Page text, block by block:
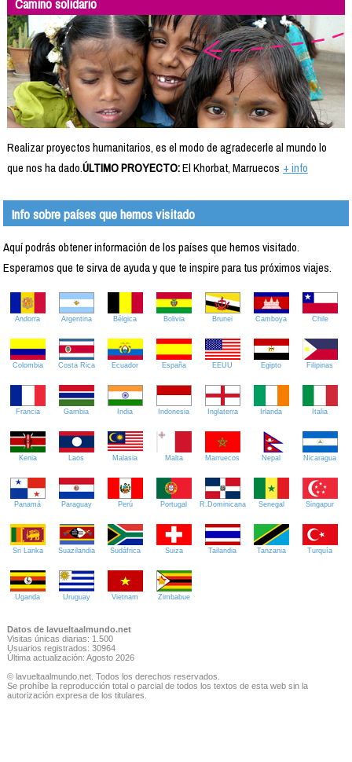
Camino solidario
Realizar proyectos humanitarios, es el modo de agradecerle al mundo lo
que nos ha dado.ÚLTIMO PROYECTO:El Khorbat, Marruecos + info
Info sobre países que hemos visitado
Aquí podrás obtener información de los países que hemos visitado.
Esperamos que te sirva de ayuda y que te inspire para tus próximos viajes.
Andorra Argentina Bélgica Bolivia Brunei Camboya Chile
Colombia Costa Rica Ecuador España EEUU Egipto Filipinas
Francia Gambia India Indonesia Inglaterra Irlanda Italia
Kenia Laos Malasia Malta Marruecos Nepal Nicaragua
Panamá Paraguay Perú Portugal R.Dominicana Senegal Singapur
Sri Lanka Suazilandia Sudáfrica Suiza Tailandia Tanzania Turquía
Uganda Uruguay Vietnam Zimbabue
Datos de lavueltaalmundo.net
Visitas únicas diarias: 1.500
Usuarios registrados: 30964
Última actualización: Agosto 2026
© lavueltaalmundo.net. Todos los derechos reservados.
Se prohíbe la reproducción total o parcial de todos los textos de esta web sin la
autorización expresa de los titulares.